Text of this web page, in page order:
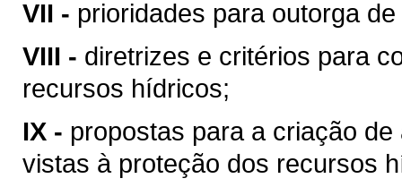
VII - prioridades para outorga
VIII - diretrizes e critérios para
recursos hídricos;
IX - propostas para a criação
vistas à proteção dos recursos